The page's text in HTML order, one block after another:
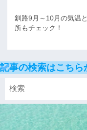
釧路9月～10月の気温
所もチェック！
記事の検索はこちら